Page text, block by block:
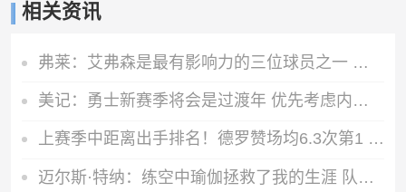
相关资讯
弗莱：艾弗森是最有影响力的三位球员之一 但论生涯成就保罗出色
美记：勇士新赛季将会是过渡年 优先考虑内部挖潜而非引援
上赛季中距离出手排名！德罗赞场均6.3次第1 KD第2 英格拉姆第3
迈尔斯·特纳：练空中瑜伽拯救了我的生涯 队友还会调侃我练这个